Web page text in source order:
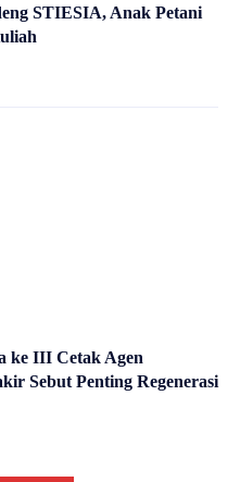
STIESIA, Anak Petani
ke III Cetak Agen
Sebut Penting Regenerasi